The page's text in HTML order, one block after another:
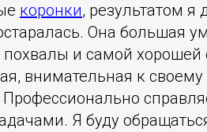
коронки​, результатом я
Она большая
похвалы и самой хорошей
внимательная к
Я буду